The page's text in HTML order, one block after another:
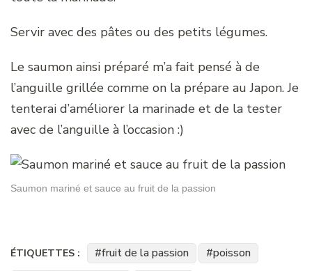
Servir avec des pâtes ou des petits légumes.
Le saumon ainsi préparé m’a fait pensé à de
l’anguille grillée comme on la prépare au Japon. Je
tenterai d’améliorer la marinade et de la tester
avec de l’anguille à l’occasion :)
Saumon mariné et sauce au fruit de la passion
ÉTIQUETTES : fruit de la passion
poisson